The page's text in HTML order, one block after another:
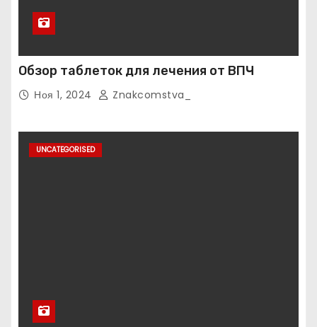
Обзор таблеток для лечения от ВПЧ
Ноя 1, 2024 Znakcomstva_
UNCATEGORISED